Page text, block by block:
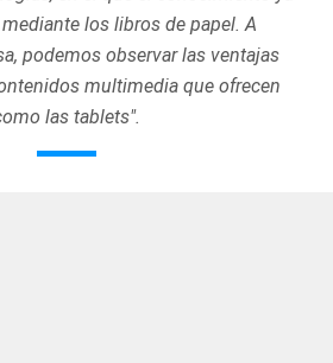
los libros de papel. A
podemos observar las ventajas
multimedia que ofrecen
las tablets".